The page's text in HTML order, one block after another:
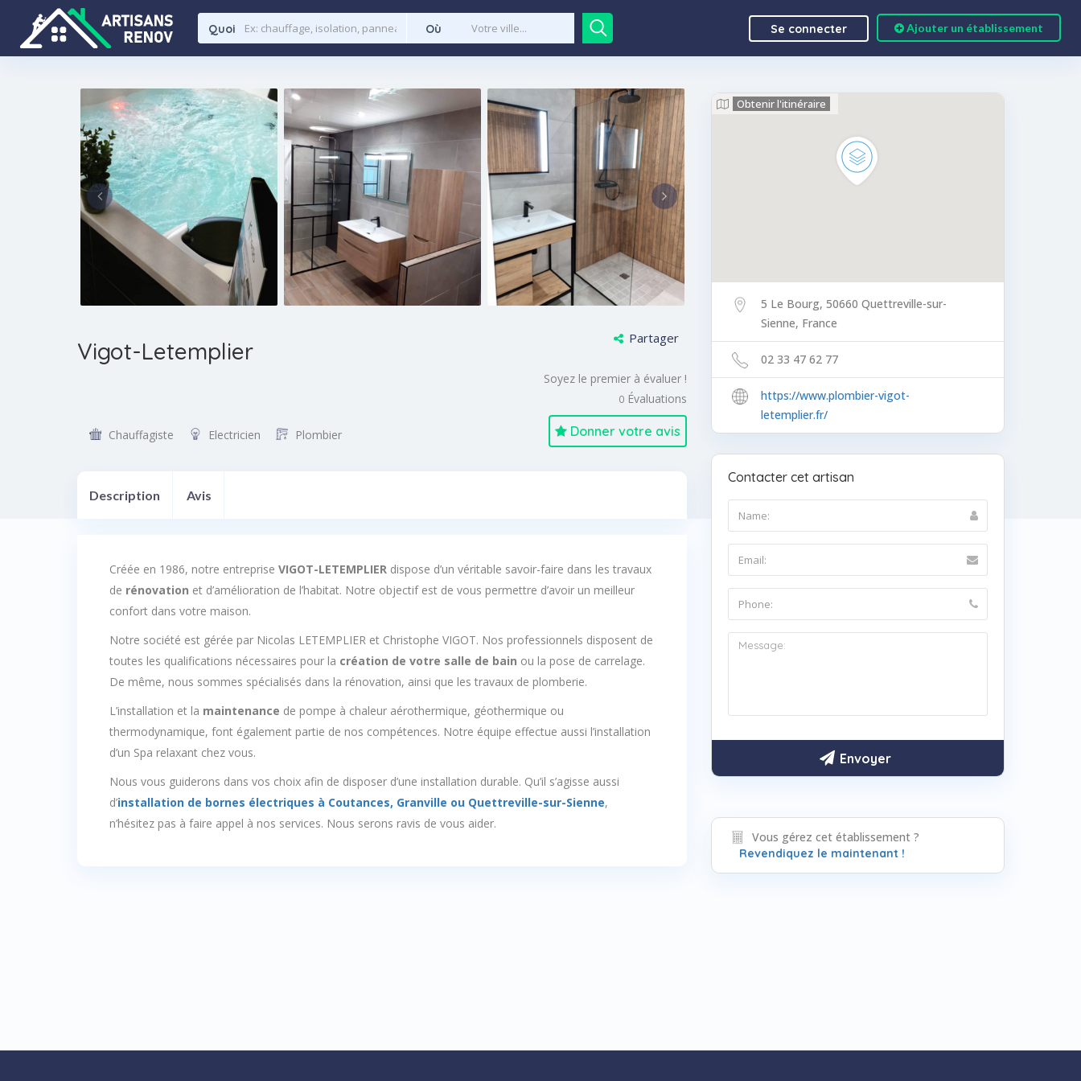
Quoi Où Ajouter un établissement
Se connecter
Vigot-Letemplier Partager
Soyez le premier à évaluer !
0 Évaluations
Chauffagiste Electricien Plombier Donner votre avis
Description Avis
Créée en 1986, notre entreprise VIGOT-LETEMPLIERdispose d’un véritable savoir-faire dans les travaux
de rénovation et d’amélioration de l’habitat. Notre objectif est de vous permettre d’avoir un meilleur
confort dans votre maison.
Notre société est gérée par Nicolas LETEMPLIER et Christophe VIGOT. Nos professionnels disposent de
toutes les qualifications nécessaires pour la création de votre salle de bain ou la pose de carrelage.
De même, nous sommes spécialisés dans la rénovation, ainsi que les travaux de plomberie.
L’installation et la maintenance de pompe à chaleur aérothermique, géothermique ou
thermodynamique, font également partie de nos compétences. Notre équipe effectue aussi l’installation
d’un Spa relaxant chez vous.
Nous vous guiderons dans vos choix afin de disposer d’une installation durable. Qu’il s’agisse aussi
d’installation de bornes électriques à Coutances, Granville ou Quettreville-sur-Sienne,
n’hésitez pas à faire appel à nos services. Nous serons ravis de vous aider.
Obtenir l'itinéraire
5 Le Bourg, 50660 Quettreville-sur-
Sienne, France
02 33 47 62 77
https://www.plombier-vigot-
letemplier.fr/
Contacter cet artisan
Vous gérez cet établissement ?
Revendiquez le maintenant !